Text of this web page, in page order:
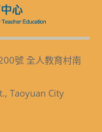
號 全人教育村南
Taoyuan City